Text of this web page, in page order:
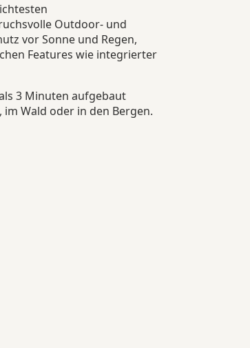
Outdoor- und
vor Sonne und Regen,
Features wie integrierter
3 Minuten aufgebaut
Wald oder in den Bergen.